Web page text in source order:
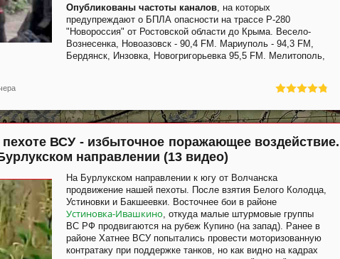
Опубликованы частоты каналов , на которых
предупреждают о БПЛА опасности на трассе Р-280
"Новороссия" от Ростовской области до Крыма. Весело-
Вознесенка, Новоазовск - 90,4 FM. Мариуполь - 94,3 FM,
Бердянск, Инзовка, Новогригорьевка 95,5 FM. Мелитополь,
ВСУ - избыточное поражающее воздействие.
направлении (13 видео)
На Бурлукском направлении к югу от Волчанска
продвижение нашей пехоты. После взятия Белого Колодца,
Устиновки и Бакшеевки. Восточнее бои в районе
Устиновка-Ивашкино, откуда малые штурмовые группы
ВС РФ продвигаются на рубеж Купино (на запад). Ранее в
районе Хатнее ВСУ попытались провести моторизованную
контратаку при поддержке танков, но как видно на кадрах